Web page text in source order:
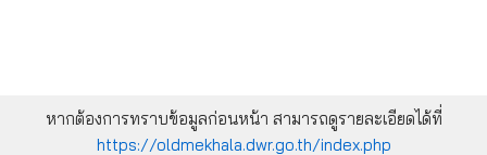
หากต้องการทราบข้อมูลก่อนหน้า สามารถดูรายละเอียดได้ที่
https://oldmekhala.dwr.go.th/index.php